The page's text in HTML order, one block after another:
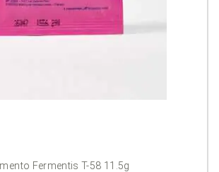
Fermentis T-58 11.5g